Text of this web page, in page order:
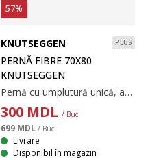
57%
KNUTSEGGEN PLUS
PERNĂ FIBRE 70X80
KNUTSEGGEN
Pernă cu umplutură unică, asemănătoare pufului, din puf din fibră de poliester siliconizat, 1045 g. Puful de fibră moale și ușor își păstrează volumul și este ușor de aranjat la loc. Țesătură moale din 100% bumbac cambric. Temperatură spălare: 60°C. 70x80 cm
300 MDL / Buc
699 MDL/ Buc
Livrare
Disponibil în magazin